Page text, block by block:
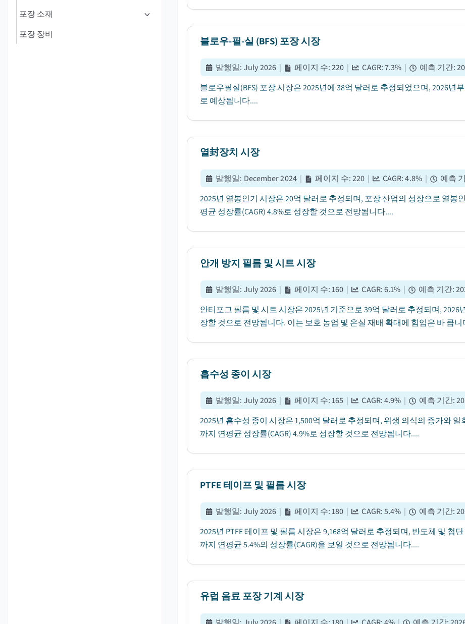
포장 소재
포장 장비
블로우-필-실 (BFS) 포장 시장
발행일: July 2026 | 페이지 수:220 | CAGR:7.3% | 예측 기간:
블로우필실(BFS) 포장 시장은 2025년에 38억 달러로 추정되었으며, 2026년
로 예상됩니다....
열封장치 시장
발행일: December 2024 | 페이지 수:220 | CAGR:4.8% | 예측
2025년 열봉인기 시장은 20억 달러로 추정되며, 포장 산업의 성장으로 열봉
평균 성장률(CAGR) 4.8%로 성장할 것으로 전망됩니다....
안개 방지 필름 및 시트 시장
발행일: July 2026 | 페이지 수:160 | CAGR:6.1% | 예측 기간:
안티포그 필름 및 시트 시장은 2025년 기준으로 39억 달러로 추정되며, 2026
장할 것으로 전망됩니다. 이는 보호 농업 및 온실 재배 확대에 힘입은 바 큽니
흡수성 종이 시장
발행일: July 2026 | 페이지 수:165 | CAGR:4.9% | 예측 기간:
2025년 흡수성 종이 시장은 1,500억 달러로 추정되며, 위생 의식의 증가와
까지 연평균 성장률(CAGR) 4.9%로 성장할 것으로 전망됩니다....
PTFE 테이프 및 필름 시장
발행일: July 2026 | 페이지 수:180 | CAGR:5.4% | 예측 기간:
2025년 PTFE 테이프 및 필름 시장은 9,168억 달러로 추정되며, 반도체 및 첨
까지 연평균 5.4%의 성장률(CAGR)을 보일 것으로 전망됩니다....
유럽 음료 포장 기계 시장